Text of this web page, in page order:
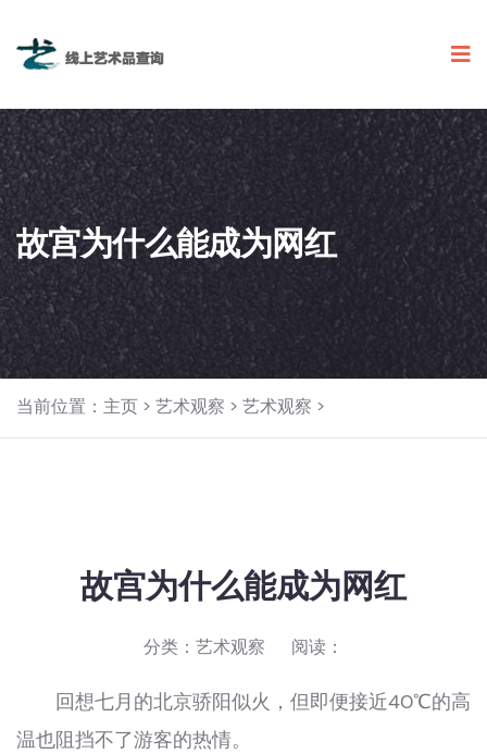
故宫为什么能成为网红
当前位置： 主页 > 艺术观察 > 艺术观察 >
故宫为什么能成为网红
分类： 艺术观察 阅读：
回想七月的北京骄阳似火，但即便接近40℃的高
温也阻挡不了游客的热情。